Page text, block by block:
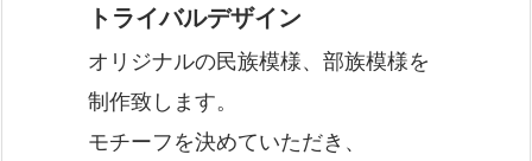
トライバルデザイン
オリジナルの民族模様、部族模様を
制作致します。
モチーフを決めていただき、